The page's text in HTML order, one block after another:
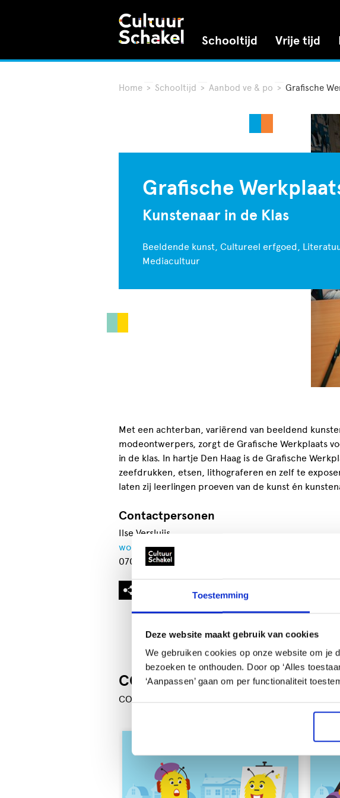
Toestemming
Deze website maakt gebruik van cookies
We gebruiken cookies op onze website om je
bezoeken te onthouden. Door op ‘Alles
‘Aanpassen’ gaan om per functionaliteit
Schooltijd Vrije tijd
Home > Schooltijd > Aanbod ve & po > Grafische
Grafische
Kunstenaar in de Klas
Beeldende kunst, Cultureel erfgoed,
Mediacultuur
Met een achterban, variërend van beeldend
modeontwerpers, zorgt de Grafische Werkplaats
in de klas. In hartje Den Haag is de Grafische
zeefdrukken, etsen, lithograferen en zelf te
laten zij leerlingen proeven van de kunst én
Contactpersonen
Ilse Versluijs
workshops@grafischewerkplaats.nl
070 - 360 93 87
COH-projecten
COH-projecten die passen bij deze Kunstenaar in de